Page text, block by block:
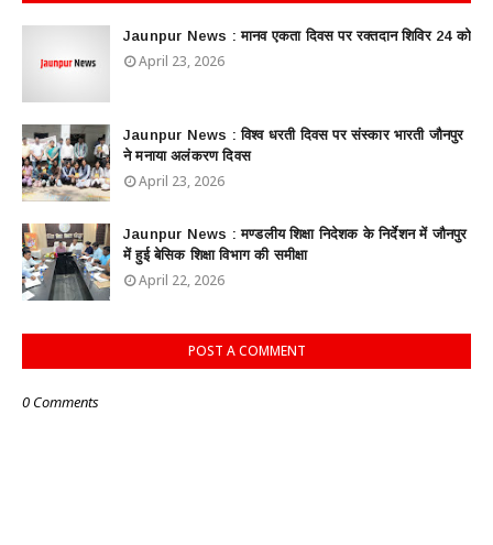
Jaunpur News : ​मानव एकता दिवस पर रक्तदान शिविर 24 को
April 23, 2026
Jaunpur News : विश्व धरती दिवस पर संस्कार भारती जौनपुर
ने मनाया अलंकरण दिवस
April 23, 2026
Jaunpur News : ​मण्डलीय शिक्षा निदेशक के निर्देशन में जौनपुर
में हुई बेसिक शिक्षा विभाग की समीक्षा
April 22, 2026
POST A COMMENT
0 Comments